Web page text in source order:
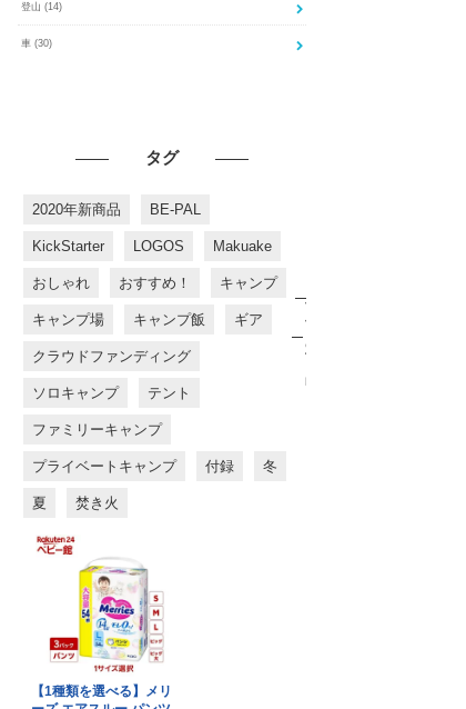
登山 (14)
車 (30)
タグ
2020年新商品 BE-PAL
KickStarter LOGOS Makuake
おしゃれ おすすめ！ キャンプ
キャンプ場 キャンプ飯 ギア
クラウドファンディング
ソロキャンプ テント
ファミリーキャンプ
プライベートキャンプ 付録 冬
夏 焚き火
す
す
め
商
品